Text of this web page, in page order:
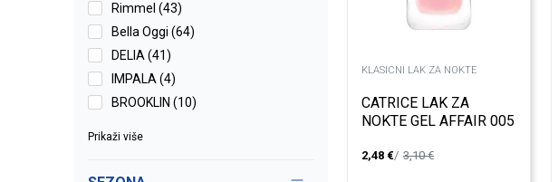
Rimmel (43)
Bella Oggi (64)
DELIA (41)
IMPALA (4)
BROOKLIN (10)
Prikaži više
KLASICNI LAK ZA NOKTE
CATRICE LAK ZA
NOKTE GEL AFFAIR 005
2,48 € 3,10€